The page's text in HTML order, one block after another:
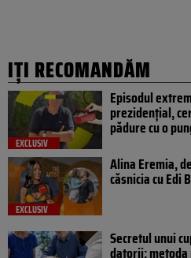
IȚI RECOMANDĂM
EXCLUSIV
Episodul
prezidențial,
pădure cu o
EXCLUSIV
Alina Eremia,
căsnicia cu Edi
Secretul unui
datorii: